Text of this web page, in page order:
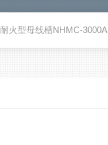
耐火型母线槽NHMC-3000A